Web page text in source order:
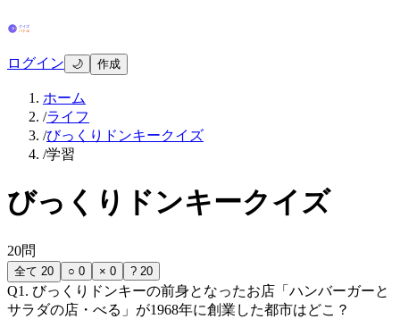
ログイン 🌙 作成
ホーム
/ライフ
/びっくりドンキークイズ
/学習
びっくりドンキークイズ
20問
全て 20 ○ 0 × 0 ? 20
Q1 . びっくりドンキーの前身となったお店「ハンバーガーと
サラダの店・べる」が1968年に創業した都市はどこ？